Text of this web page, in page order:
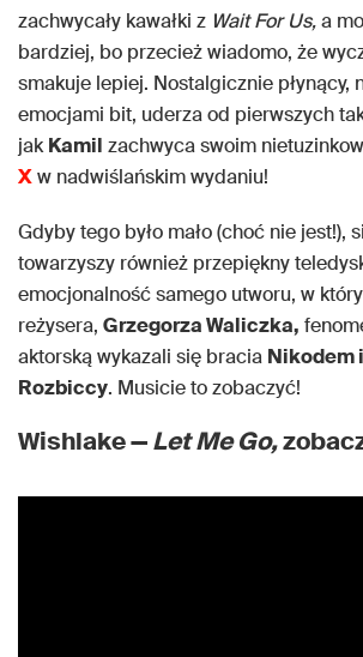
zachwycały kawałki z Wait For Us,a
bardziej, bo przecież wiadomo, że
smakuje lepiej. Nostalgicznie płynący,
emocjami bit, uderza od pierwszych
jakKamil zachwyca swoim
Xw nadwiślańskim wydaniu!
Gdyby tego było mało (choć nie jest!),
towarzyszy również przepiękny
emocjonalność samego utworu, w
reżysera, Grzegorza Waliczka,
aktorską wykazali się bracia Nikodem
Rozbiccy. Musicie to zobaczyć!
Wishlake —Let Me Go,